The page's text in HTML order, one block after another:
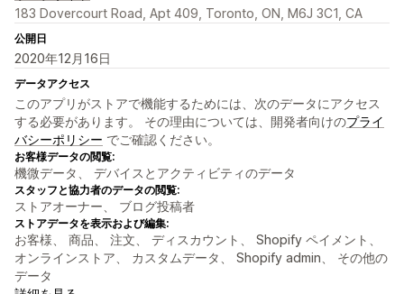
183 Dovercourt Road, Apt 409, Toronto, ON, M6J 3C1, CA
公開日
2020年12月16日
データアクセス
このアプリがストアで機能するためには、次のデータにアクセス
する必要があります。 その理由については、開発者向けのプライ
バシーポリシー でご確認ください。
お客様データの閲覧:
機微データ、 デバイスとアクティビティのデータ
スタッフと協力者のデータの閲覧:
ストアオーナー、 ブログ投稿者
ストアデータを表示および編集:
お客様、 商品、 注文、 ディスカウント、 Shopify ペイメント、
オンラインストア、 カスタムデータ、 Shopify admin、 その他の
データ